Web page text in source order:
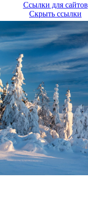
Ссылки для сайтов
Скрыть ссылки